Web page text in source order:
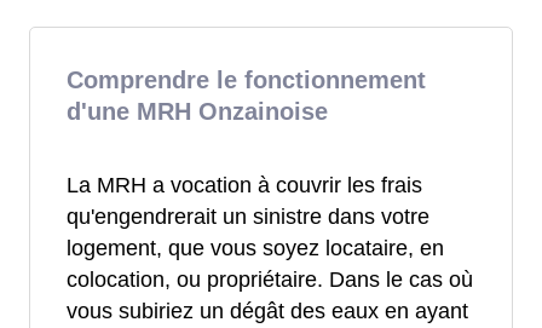
Comprendre le fonctionnement
d'une MRH Onzainoise
La MRH a vocation à couvrir les frais
qu'engendrerait un sinistre dans votre
logement, que vous soyez locataire, en
colocation, ou propriétaire. Dans le cas où
vous subiriez un dégât des eaux en ayant